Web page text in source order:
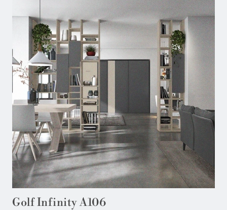
Golf Infinity A106